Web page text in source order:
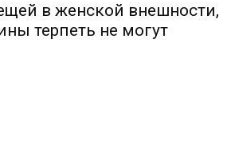
в женской внешности,
терпеть не могут